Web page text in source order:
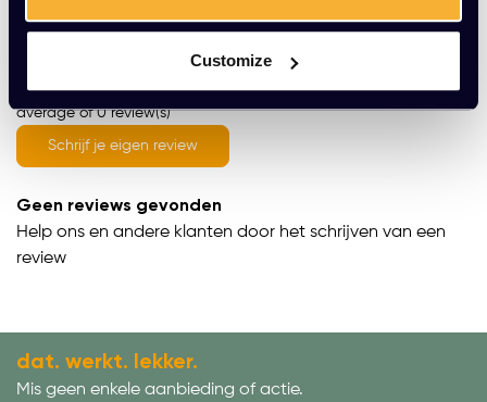
Customize
Wat onze klanten zeggen
average of 0 review(s)
Schrijf je eigen review
Geen reviews gevonden
Help ons en andere klanten door het schrijven van een
review
dat. werkt. lekker.
Mis geen enkele aanbieding of actie.